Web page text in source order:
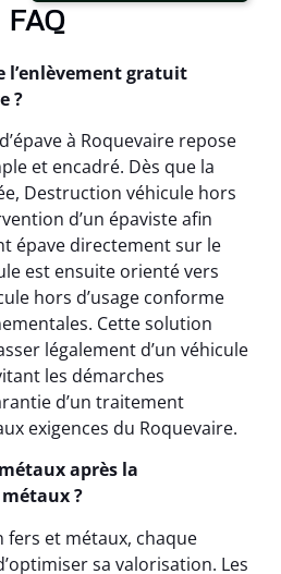
FAQ
l’enlèvement gratuit
?
à Roquevaire repose
et encadré. Dès que la
Destruction véhicule hors
d’un épaviste afin
épave directement sur le
est ensuite orienté vers
hors d’usage conforme
Cette solution
légalement d’un véhicule
les démarches
d’un traitement
exigences du Roquevaire.
après la
?
et métaux, chaque
sa valorisation. Les